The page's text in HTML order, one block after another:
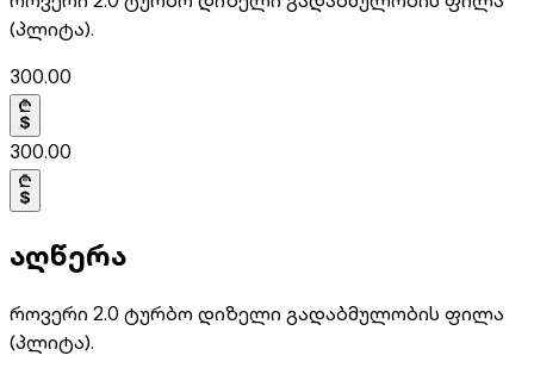
(პლიტა).
300.00
300.00
აღწერა
როვერი 2.0 ტურბო დიზელი გადაბმულობის ფილა
(პლიტა).